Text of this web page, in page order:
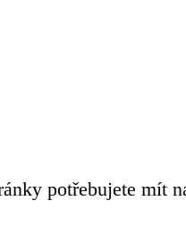
potřebujete mít